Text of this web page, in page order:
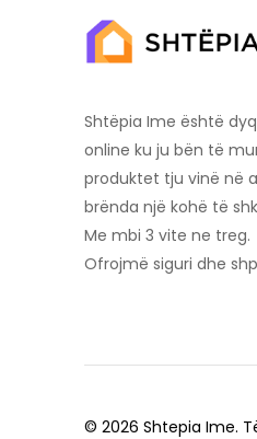
Shtëpia Ime është
online ku ju bën të
produktet tju vinë në
brënda një kohë të
Me mbi 3 vite ne treg.
Ofrojmë siguri dhe
© 2026 Shtepia Ime.